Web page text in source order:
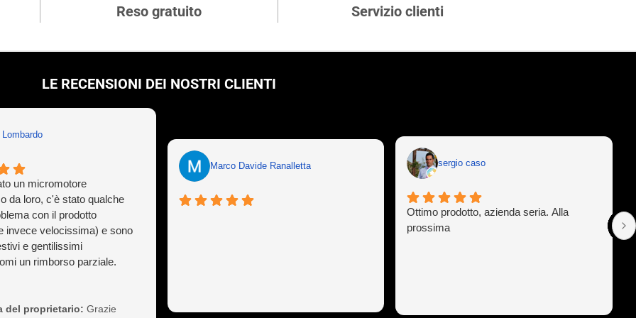
Reso gratuito Servizio clienti
LE RECENSIONI DEI NOSTRI CLIENTI
un micromotore
da loro, c'è stato qualche
con il prodotto
invece velocissima) e sono
e gentilissimi
un rimborso parziale.
capitare a tutti ma gestirlo
non è cosa da poco,
così il cliente a vita).
del proprietario: Grazie
Marco Davide Ranalletta sergio caso
Ottimo prodotto, azienda seria. Alla
prossima